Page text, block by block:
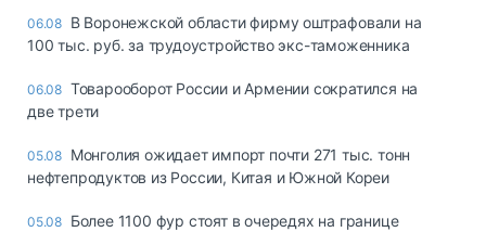
06.08 В Воронежской области фирму оштрафовали на
100 тыс. руб. за трудоустройство экс-таможенника
06.08 Товарооборот России и Армении сократился на
две трети
05.08 Монголия ожидает импорт почти 271 тыс. тонн
нефтепродуктов из России, Китая и Южной Кореи
05.08 Более 1100 фур стоят в очередях на границе